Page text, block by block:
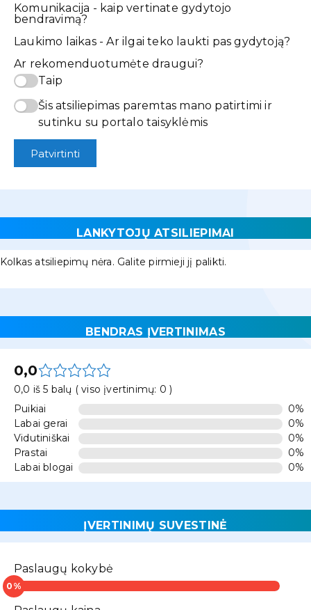
Komunikacija - kaip vertinate gydytojo
bendravimą?
Laukimo laikas - Ar ilgai teko laukti pas gydytoją?
Ar rekomenduotumėte draugui?
Taip
Šis atsiliepimas paremtas mano patirtimi ir
sutinku su portalo taisyklėmis
Patvirtinti
LANKYTOJŲ ATSILIEPIMAI
Kolkas atsiliepimų nėra. Galite pirmieji jį palikti.
BENDRAS ĮVERTINIMAS
0,0
0,0 iš 5 balų ( viso įvertinimų: 0 )
Puikiai
0%
Labai gerai
0%
Vidutiniškai
0%
Prastai
0%
Labai blogai
0%
ĮVERTINIMŲ SUVESTINĖ
Paslaugų kokybė